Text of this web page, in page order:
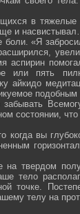
в тяжелые
и
«Я
аспирин
или пять
айкидо
состоянии,
когда вы
на твердом
тело
точке.
телу на